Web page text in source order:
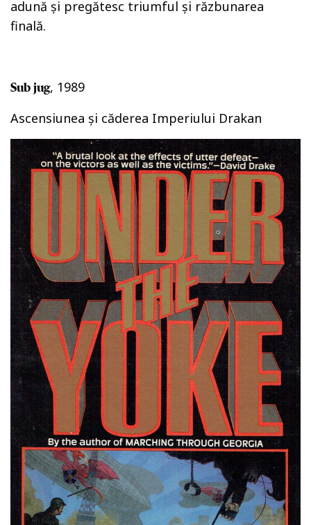
adună și pregătesc triumful și răzbunarea
finală.
Sub jug, 1989
Ascensiunea și căderea Imperiului Drakan